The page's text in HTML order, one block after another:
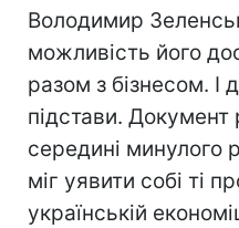
Володимир
можливість його
разом з бізнесом. І
підстави.
середині минулого
міг уявити собі ті
українській